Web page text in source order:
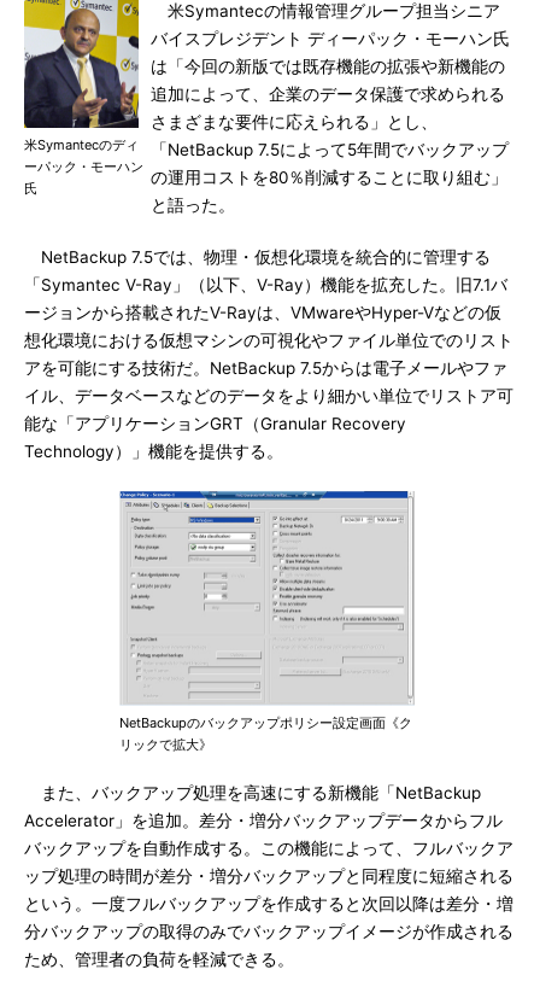
米Symantecのディ
ーパック・モーハン
氏
米Symantecの情報管理グループ担当シニア
バイスプレジデント ディーパック・モーハン氏
は「今回の新版では既存機能の拡張や新機能の
追加によって、企業のデータ保護で求められる
さまざまな要件に応えられる」とし、
「NetBackup 7.5によって5年間でバックアップ
の運用コストを80％削減することに取り組む」
と語った。
NetBackup 7.5では、物理・仮想化環境を統合的に管理する
「Symantec V-Ray」（以下、V-Ray）機能を拡充した。旧7.1バ
ージョンから搭載されたV-Rayは、VMwareやHyper-Vなどの仮
想化環境における仮想マシンの可視化やファイル単位でのリスト
アを可能にする技術だ。NetBackup 7.5からは電子メールやファ
イル、データベースなどのデータをより細かい単位でリストア可
能な「アプリケーションGRT（Granular Recovery
Technology）」機能を提供する。
NetBackupのバックアップポリシー設定画面《ク
リックで拡大》
また、バックアップ処理を高速にする新機能「NetBackup
Accelerator」を追加。差分・増分バックアップデータからフル
バックアップを自動作成する。この機能によって、フルバックア
ップ処理の時間が差分・増分バックアップと同程度に短縮される
という。一度フルバックアップを作成すると次回以降は差分・増
分バックアップの取得のみでバックアップイメージが作成される
ため、管理者の負荷を軽減できる。